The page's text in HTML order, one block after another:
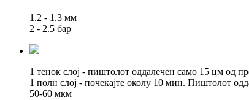
1.2 - 1.3 мм
2 - 2.5 бар
1 тенок слој - пиштолот оддалечен само 15 цм од
1 полн слој - почекајте околу 10 мин. Пиштолот
50-60 мкм